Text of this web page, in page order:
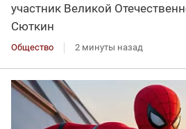
участник Великой
Сюткин
Общество 2 минуты назад